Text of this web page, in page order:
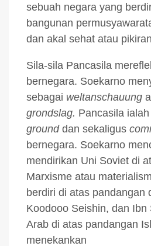
sebuah negara yang
bangunan
dan akal sehat atau
Sila-sila Pancasila
bernegara. Soekarno
sebagai weltanschauung
grondslag. Pancasila ialah
grounddan sekaligus
bernegara. Soekarno
mendirikan Uni Soviet di
Marxisme atau
berdiri di atas pandangan
Koodooo Seishin, dan Ibn
Arab di atas pandangan
menekankan